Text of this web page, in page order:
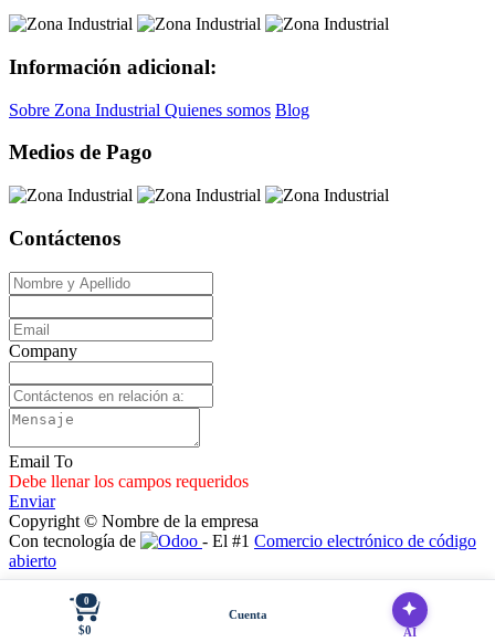
Información adicional:
Sobre Zona Industrial Quienes somos Blog
Medios de Pago
Contáctenos
Company
Email To
Debe llenar los campos requeridos
Enviar
Copyright © Nombre de la empresa
Con tecnología de
- El #1 Comercio electrónico de código
abierto
0
$0
Cuenta
AI